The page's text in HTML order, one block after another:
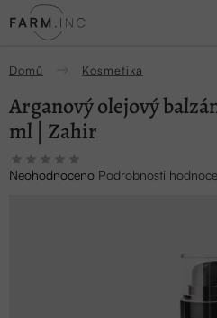
na
Domů Kosmetika
Arganový olejový
ml | Zahir
Průměrné
hodnocení
Neohodnoceno Podrobnosti